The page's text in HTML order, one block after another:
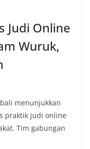
Judi Online
Wuruk,
menunjukkan
praktik judi online
Tim gabungan